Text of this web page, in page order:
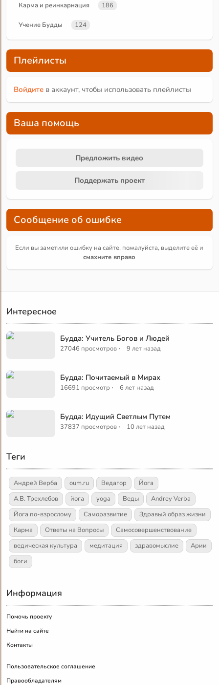
Карма и реинкарнация 186
Учение Будды 124
Плейлисты
Войдите в аккаунт, чтобы использовать плейлисты
Ваша помощь
Предложить видео
Поддержать проект
Сообщение об ошибке
Если вы заметили ошибку на сайте, пожалуйста, выделите её и
смахните вправо
Интересное
Будда: Учитель Богов и Людей
27046 просмотров · 9 лет назад
Будда: Почитаемый в Мирах
16691 просмотр · 6 лет назад
Будда: Идущий Светлым Путем
37837 просмотров · 10 лет назад
Теги
Андрей Верба oum.ru Ведагор
Йога
А.В. Трехлебов
йога yoga Веды
Andrey Verba
Йога по-взрослому
Саморазвитие
Здравый образ жизни
Карма
Ответы на Вопросы
Самосовершенствование
ведическая культура
медитация здравомыслие
Арии
боги
Информация
Помочь проекту
Найти на сайте
Контакты
Пользовательское соглашение
Правообладателям